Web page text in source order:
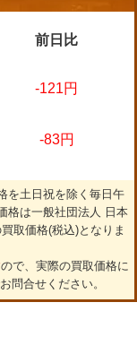
前日比
-121円
-83円
を土日祝を除く毎日午
格は一般社団法人 日本
取価格(税込)となりま
ので、実際の買取価格に
問合せください。